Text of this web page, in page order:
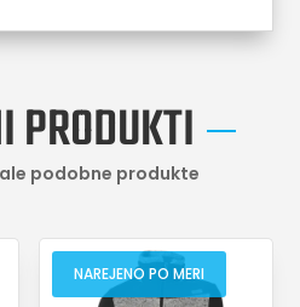
PRODUKTI
podobne produkte
NAREJENO PO MERI